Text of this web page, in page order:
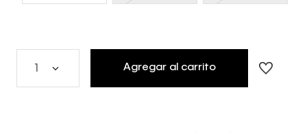
Agregar al carrito